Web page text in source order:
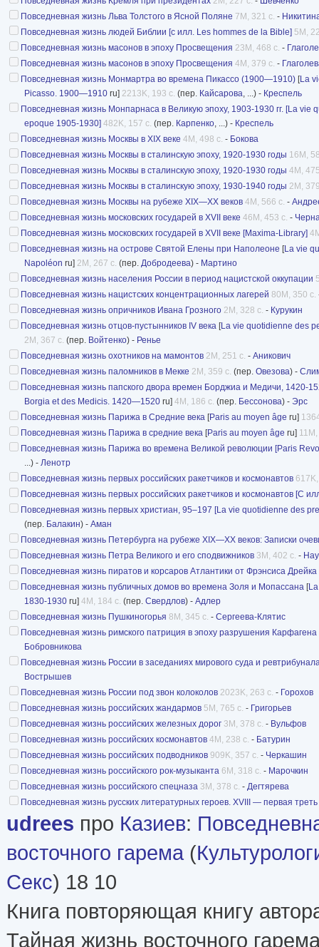
Повседневная жизнь Льва Толстого в Ясной Поляне 7M, 321 с. -
Повседневная жизнь людей Библии [с илл. Les hommes de la Bible] 5M,
Повседневная жизнь масонов в эпоху Просвещения 23M, 468 с. -
Повседневная жизнь масонов в эпоху Просвещения 4M, 379 с. -
Повседневная жизнь Монмартра во времена Пикассо (1900—1910) [La
Picasso. 1900—1910 ru] 2213K, 193 с. (пер. Кайсарова, ...) - Креспель
Повседневная жизнь Монпарнаса в Великую эпоху, 1903-1930 гг. [La vie
epoque 1905-1930] 482K, 157 с. (пер. Карпенко, ...) - Креспель
Повседневная жизнь Москвы в XIX веке 4M, 498 с. - Бокова
Повседневная жизнь Москвы в сталинскую эпоху, 1920-1930 годы 16M,
Повседневная жизнь Москвы в сталинскую эпоху, 1920-1930 годы 4M,
Повседневная жизнь Москвы в сталинскую эпоху, 1930-1940 годы 2M,
Повседневная жизнь Москвы на рубеже XIX—XX веков 4M, 566 с. -
Повседневная жизнь московских государей в XVII веке 46M, 453 с. -
Повседневная жизнь московских государей в XVII веке [Maxima-Library]
Повседневная жизнь на острове Святой Елены при Наполеоне [La vie
Napoléon ru] 2M, 267 с. (пер. Добродеева) - Мартино
Повседневная жизнь населения России в период нацистской оккупации
Повседневная жизнь нацистских концентрационных лагерей 80M, 350 с.
Повседневная жизнь опричников Ивана Грозного 2M, 328 с. - Курукин
Повседневная жизнь отцов-пустынников IV века [La vie quotidienne des
2M, 367 с. (пер. Войтенко) - Ренье
Повседневная жизнь охотников на мамонтов 2M, 251 с. - Аникович
Повседневная жизнь паломников в Мекке 2M, 359 с. (пер. Овезова) -
Повседневная жизнь папского двора времен Борджиа и Медичи, 1420-
Borgia et des Medicis. 1420—1520 ru] 4M, 186 с. (пер. Бессонова) - Эрс
Повседневная жизнь Парижа в Средние века [Paris au moyen âge ru]
Повседневная жизнь Парижа в средние века [Paris au moyen âge ru]
Повседневная жизнь Парижа во времена Великой революции [Paris
...) - Ленотр
Повседневная жизнь первых российских ракетчиков и космонавтов
Повседневная жизнь первых российских ракетчиков и космонавтов [С
Повседневная жизнь первых христиан, 95–197 [La vie quotidienne des
(пер. Балакин) - Аман
Повседневная жизнь Петербурга на рубеже XIX—XX веков: Записки
Повседневная жизнь Петра Великого и его сподвижников 3M, 402 с. -
Повседневная жизнь пиратов и корсаров Атлантики от Фрэнсиса
Повседневная жизнь публичных домов во времена Золя и Мопассана [
1830-1930 ru] 4M, 184 с. (пер. Свердлов) - Адлер
Повседневная жизнь Пушкиногорья 8M, 345 с. - Сергеева-Клятис
Повседневная жизнь римского патриция в эпоху разрушения
Бобровникова
Повседневная жизнь России в заседаниях мирового суда и
Вострышев
Повседневная жизнь России под звон колоколов 2023K, 263 с. - Горохов
Повседневная жизнь российских жандармов 5M, 765 с. - Григорьев
Повседневная жизнь российских железных дорог 3M, 378 с. - Вульфов
Повседневная жизнь российских космонавтов 4M, 238 с. - Батурин
Повседневная жизнь российских подводников 909K, 357 с. - Черкашин
Повседневная жизнь российского рок-музыканта 6M, 318 с. - Марочкин
Повседневная жизнь российского спецназа 3M, 378 с. - Дегтярева
Повседневная жизнь русских литературных героев. XVIII — первая
udrees про Казиев:
восточного гарема (
Секс) 18 10
Книга повторяющая книгу
Тайная жизнь восточного